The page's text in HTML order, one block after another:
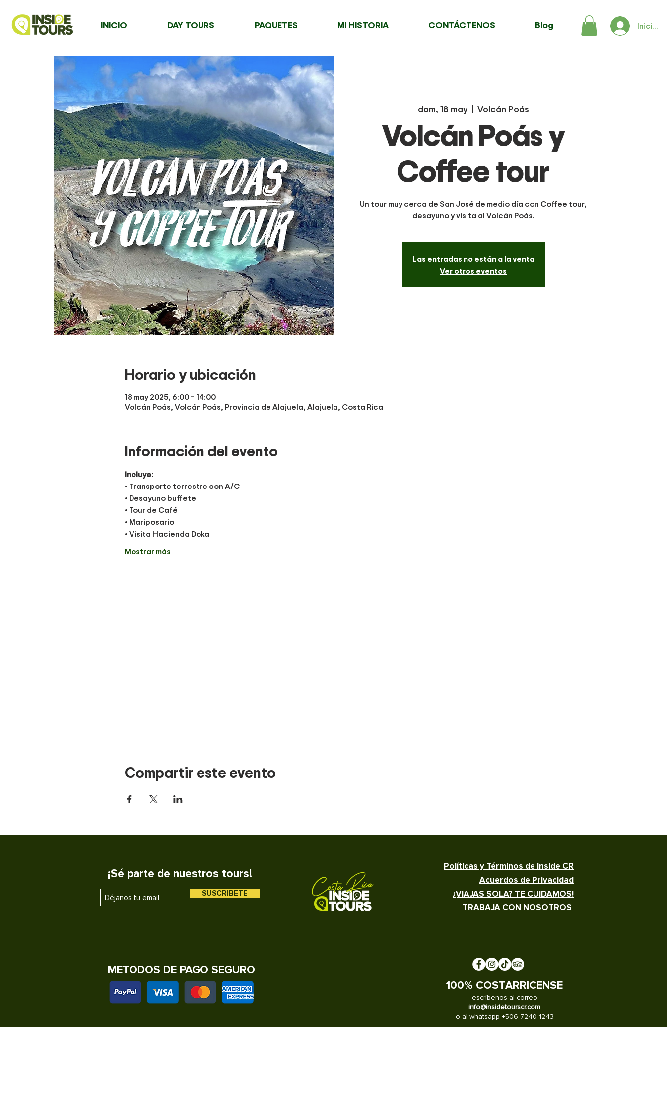
INICIO DAY TOURS PAQUETES MI HISTORIA CONTÁCTENOS Blog Iniciar
dom, 18 may
  |
Volcán Poás
Volcán Poás y
Coffee tour
Un tour muy cerca de San José de medio día con Coffee tour,
desayuno y visita al Volcán Poás.
Las entradas no están a la venta
Ver otros eventos
Horario y ubicación
18 may 2025, 6:00 – 14:00
Volcán Poás, Volcán Poás, Provincia de Alajuela, Alajuela, Costa Rica
Información del evento
Incluye:
• Transporte terrestre con A/C
• Desayuno buffete
• Tour de Café
• Mariposario
• Visita Hacienda Doka
Mostrar más
Compartir este evento
¡Sé parte de nuestros tours!
SUSCRIBETE
Políticas y Términos de Inside CR
Acuerdos de Privacidad
¿VIAJAS SOLA? TE CUIDAMOS!
TRABAJA CON NOSOTROS
METODOS DE PAGO SEGURO
100% COSTARRICENSE
escríbenos al correo
info@insidetourscr.com
o al whatsapp +506 7240 1243